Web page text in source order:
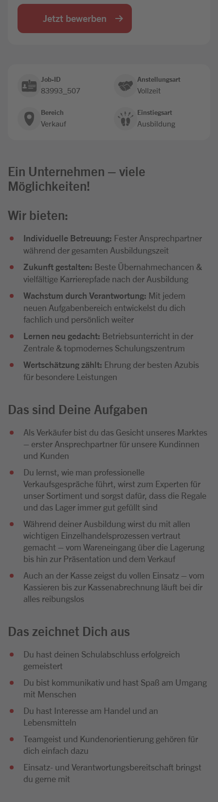
Jetzt bewerben
Job-ID
83993_507
Anstellungsart
Vollzeit
Bereich
Verkauf
Einstiegsart
Ausbildung
Ein Unternehmen – viele
Möglichkeiten!
Wir bieten:
Individuelle Betreuung: Fester Ansprechpartner
während der gesamten Ausbildungszeit
Zukunft gestalten: Beste Übernahmechancen &
vielfältige Karrierepfade nach der Ausbildung
Wachstum durch Verantwortung: Mit jedem
neuen Aufgabenbereich entwickelst du dich
fachlich und persönlich weiter
Lernen neu gedacht: Betriebsunterricht in der
Zentrale & topmodernes Schulungszentrum
Wertschätzung zählt: Ehrung der besten Azubis
für besondere Leistungen
Das sind Deine Aufgaben
Als Verkäufer bist du das Gesicht unseres Marktes
– erster Ansprechpartner für unsere Kundinnen
und Kunden
Du lernst, wie man professionelle
Verkaufsgespräche führt, wirst zum Experten für
unser Sortiment und sorgst dafür, dass die Regale
und das Lager immer gut gefüllt sind
Während deiner Ausbildung wirst du mit allen
wichtigen Einzelhandelsprozessen vertraut
gemacht – vom Wareneingang über die Lagerung
bis hin zur Präsentation und dem Verkauf
Auch an der Kasse zeigst du vollen Einsatz – vom
Kassieren bis zur Kassenabrechnung läuft bei dir
alles reibungslos
Das zeichnet Dich aus
Du hast deinen Schulabschluss erfolgreich
gemeistert
Du bist kommunikativ und hast Spaß am Umgang
mit Menschen
Du hast Interesse am Handel und an
Lebensmitteln
Teamgeist und Kundenorientierung gehören für
dich einfach dazu
Einsatz- und Verantwortungsbereitschaft bringst
du gerne mit